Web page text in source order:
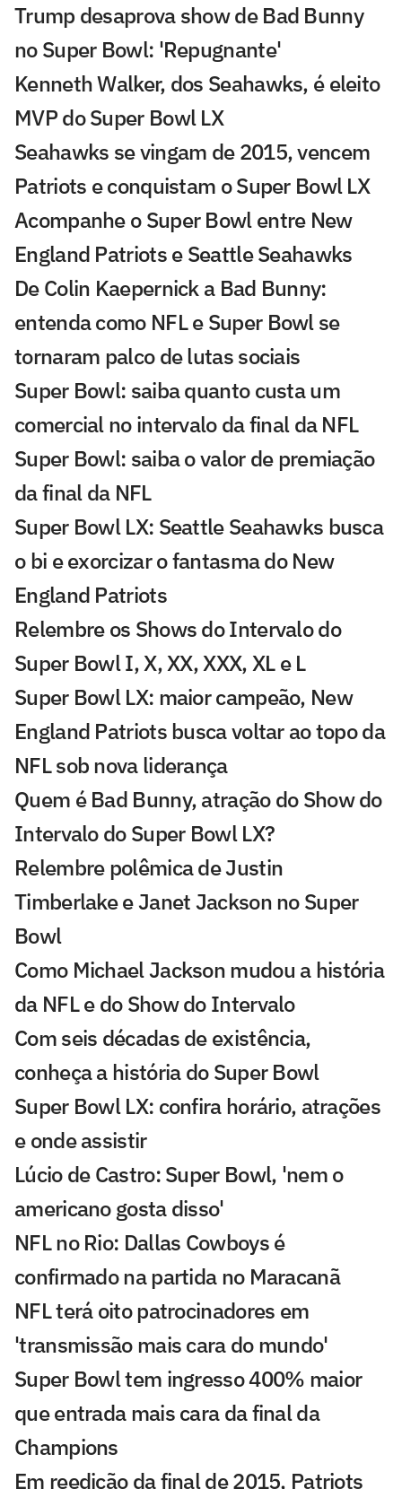
Trump desaprova show de Bad Bunny
no Super Bowl: 'Repugnante'
Kenneth Walker, dos Seahawks, é eleito
MVP do Super Bowl LX
Seahawks se vingam de 2015, vencem
Patriots e conquistam o Super Bowl LX
Acompanhe o Super Bowl entre New
England Patriots e Seattle Seahawks
De Colin Kaepernick a Bad Bunny:
entenda como NFL e Super Bowl se
tornaram palco de lutas sociais
Super Bowl: saiba quanto custa um
comercial no intervalo da final da NFL
Super Bowl: saiba o valor de premiação
da final da NFL
Super Bowl LX: Seattle Seahawks busca
o bi e exorcizar o fantasma do New
England Patriots
Relembre os Shows do Intervalo do
Super Bowl I, X, XX, XXX, XL e L
Super Bowl LX: maior campeão, New
England Patriots busca voltar ao topo da
NFL sob nova liderança
Quem é Bad Bunny, atração do Show do
Intervalo do Super Bowl LX?
Relembre polêmica de Justin
Timberlake e Janet Jackson no Super
Bowl
Como Michael Jackson mudou a história
da NFL e do Show do Intervalo
Com seis décadas de existência,
conheça a história do Super Bowl
Super Bowl LX: confira horário, atrações
e onde assistir
Lúcio de Castro: Super Bowl, 'nem o
americano gosta disso'
NFL no Rio: Dallas Cowboys é
confirmado na partida no Maracanã
NFL terá oito patrocinadores em
'transmissão mais cara do mundo'
Super Bowl tem ingresso 400% maior
que entrada mais cara da final da
Champions
Em reedição da final de 2015, Patriots